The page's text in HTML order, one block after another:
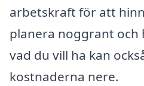
arbetskraft för att
planera noggrant och
vad du vill ha kan
kostnaderna nere.